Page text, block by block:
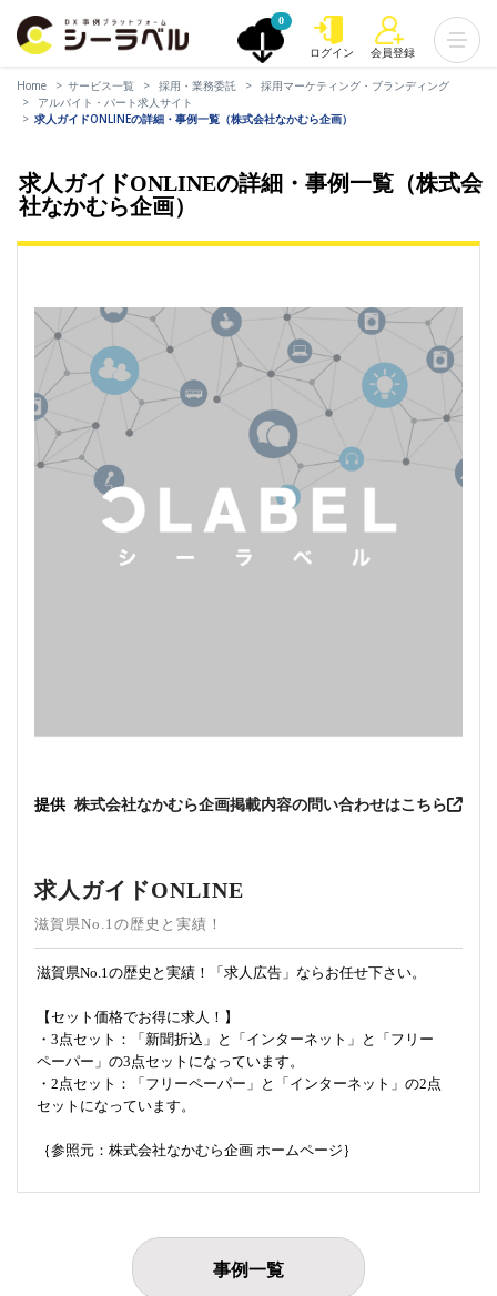
0
ログイン 会員登録
Home サービス一覧 採用・業務委託
採用マーケティング・ブランディング
アルバイト・パート求人サイト
求人ガイドONLINEの詳細・事例一覧（株式会社なかむら企画）
求人ガイドONLINEの詳細・事例一覧（株式会
社なかむら企画）
提供 株式会社なかむら企画掲載内容の問い合わせはこちら
求人ガイドONLINE
滋賀県No.1の歴史と実績！
滋賀県No.1の歴史と実績！「求人広告」ならお任せ下さい。
【セット価格でお得に求人！】
・3点セット：「新聞折込」と「インターネット」と「フリー
ペーパー」の3点セットになっています。
・2点セット：「フリーペーパー」と「インターネット」の2点
セットになっています。
｛参照元：株式会社なかむら企画 ホームページ｝
事例一覧